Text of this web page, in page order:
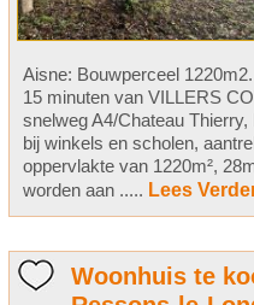
Aisne: Bouwperceel
15 minuten van VILLERS
snelweg A4/Chateau
bij winkels en scholen,
oppervlakte van 1220m²,
worden aan ..... Lees
Woonhuis te